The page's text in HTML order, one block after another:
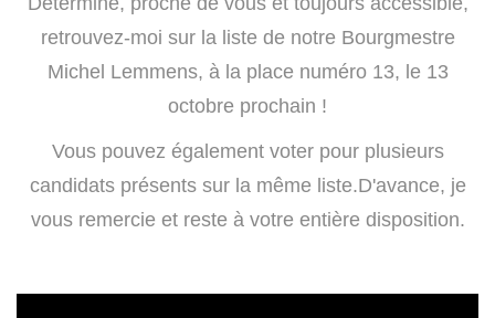
retrouvez-moi sur la liste de notre Bourgmestre
Michel Lemmens, à la place numéro 13, le 13
octobre prochain !
Vous pouvez également voter pour plusieurs
candidats présents sur la même liste.D'avance, je
vous remercie et reste à votre entière disposition.